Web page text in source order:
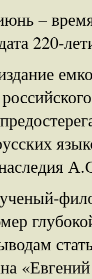
–
220-